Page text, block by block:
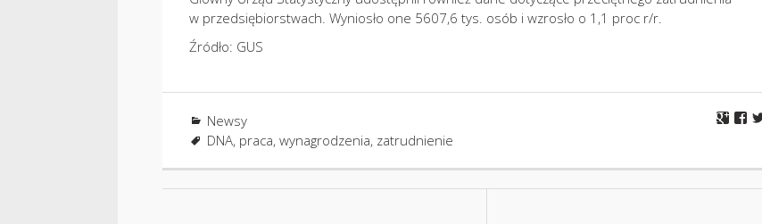
w przedsiębiorstwach. Wyniosło one 5607,6 tys. osób i wzrosło o 1,1 proc r/r.
Źródło: GUS
Newsy
DNA, praca, wynagrodzenia, zatrudnienie